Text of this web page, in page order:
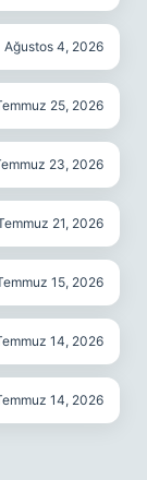
Ağustos 4, 2026
25, 2026
23, 2026
21, 2026
15, 2026
14, 2026
14, 2026